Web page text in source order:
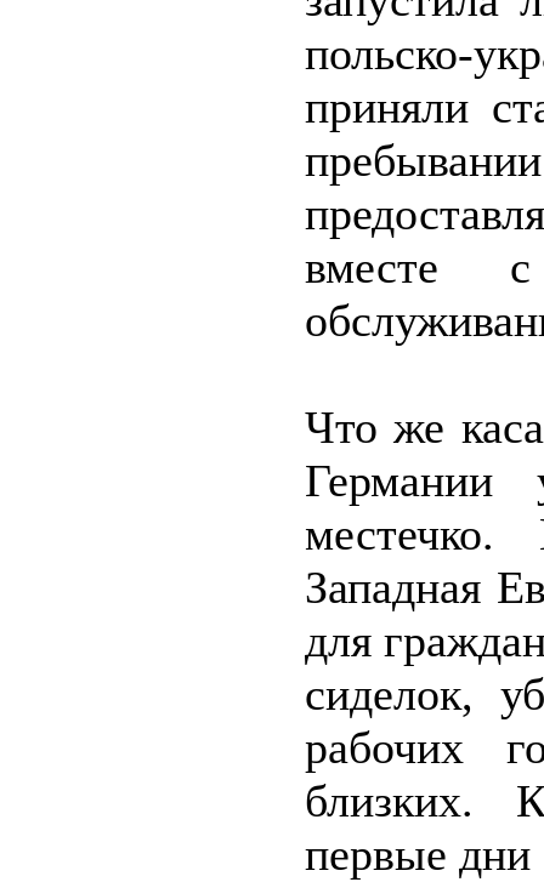
польско-
приняли
вместе с
Что же
Германии
Западная
для
сиделок,
рабочих
близких.
первые дни